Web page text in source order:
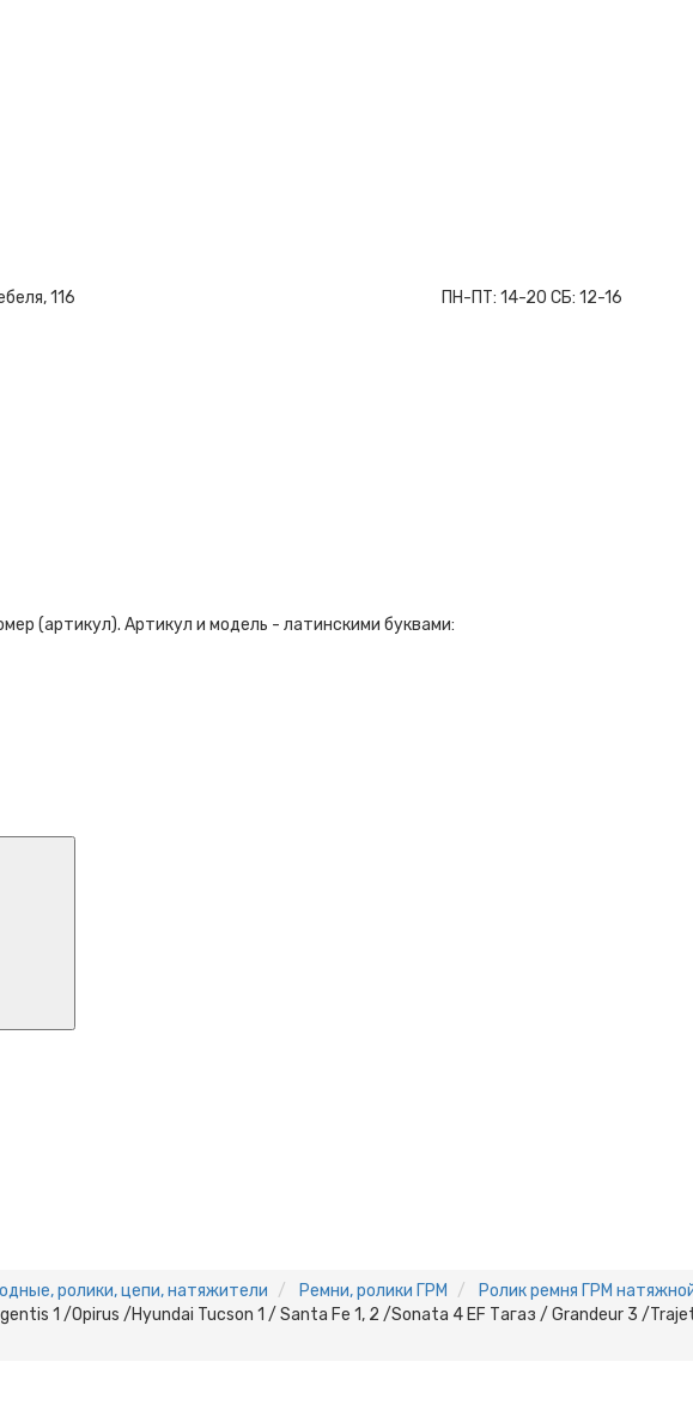
116 ПН-ПТ: 14-20 СБ: 12-16
(артикул). Артикул и модель - латинскими буквами:
ролики, цепи, натяжители Ремни, ролики ГРМ
Ролик ремня ГРМ
1 /Opirus /Hyundai Tucson 1 / Santa Fe 1, 2 /Sonata 4 EF Тагаз / Grandeur 3 /